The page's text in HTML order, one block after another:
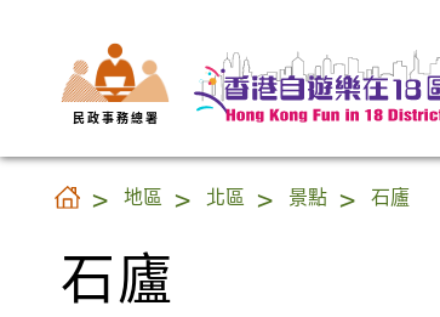
民 政 事 務 總 署
石廬
地區 北區 景點 石廬
石廬